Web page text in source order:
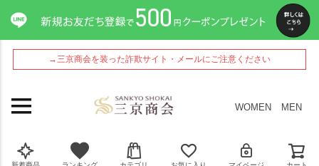
→三京商会を装った詐欺サイト・メールにご注意ください
WOMEN MEN
ペー
ジト
ップ
へ